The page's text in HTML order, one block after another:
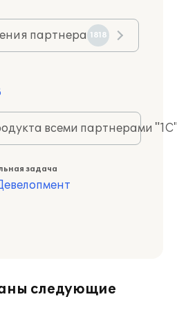
партнера 1818
всеми партнерами
задача
следующие